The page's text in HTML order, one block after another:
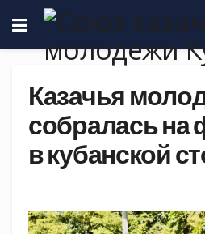
Казачья
собралась на
в кубанской